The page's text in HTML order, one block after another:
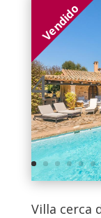
Vendido
Villa cerca